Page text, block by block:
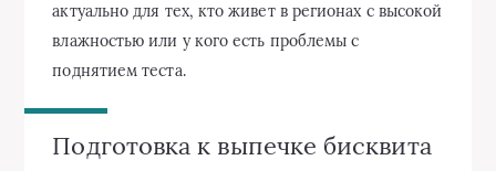
актуально для тех, кто живет в регионах с высокой
влажностью или у кого есть проблемы с
поднятием теста.
Подготовка к выпечке бисквита